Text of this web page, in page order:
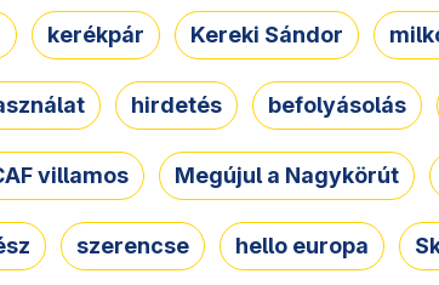
kerékpár Kereki Sándor
hirdetés befolyásolás
villamos Megújul a Nagykörút
szerencse hello europa